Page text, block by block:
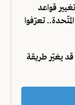
قواعد
تعرّفوا
يغيّر طريقة